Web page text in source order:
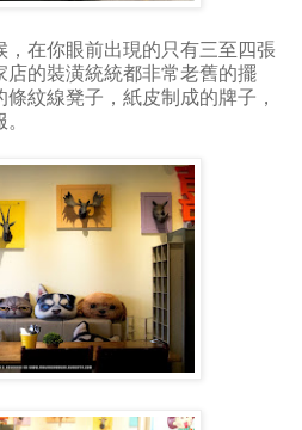
在你眼前出現的只有三至四張
店的裝潢統統都非常老舊的擺
紋線凳子，紙皮制成的牌子，